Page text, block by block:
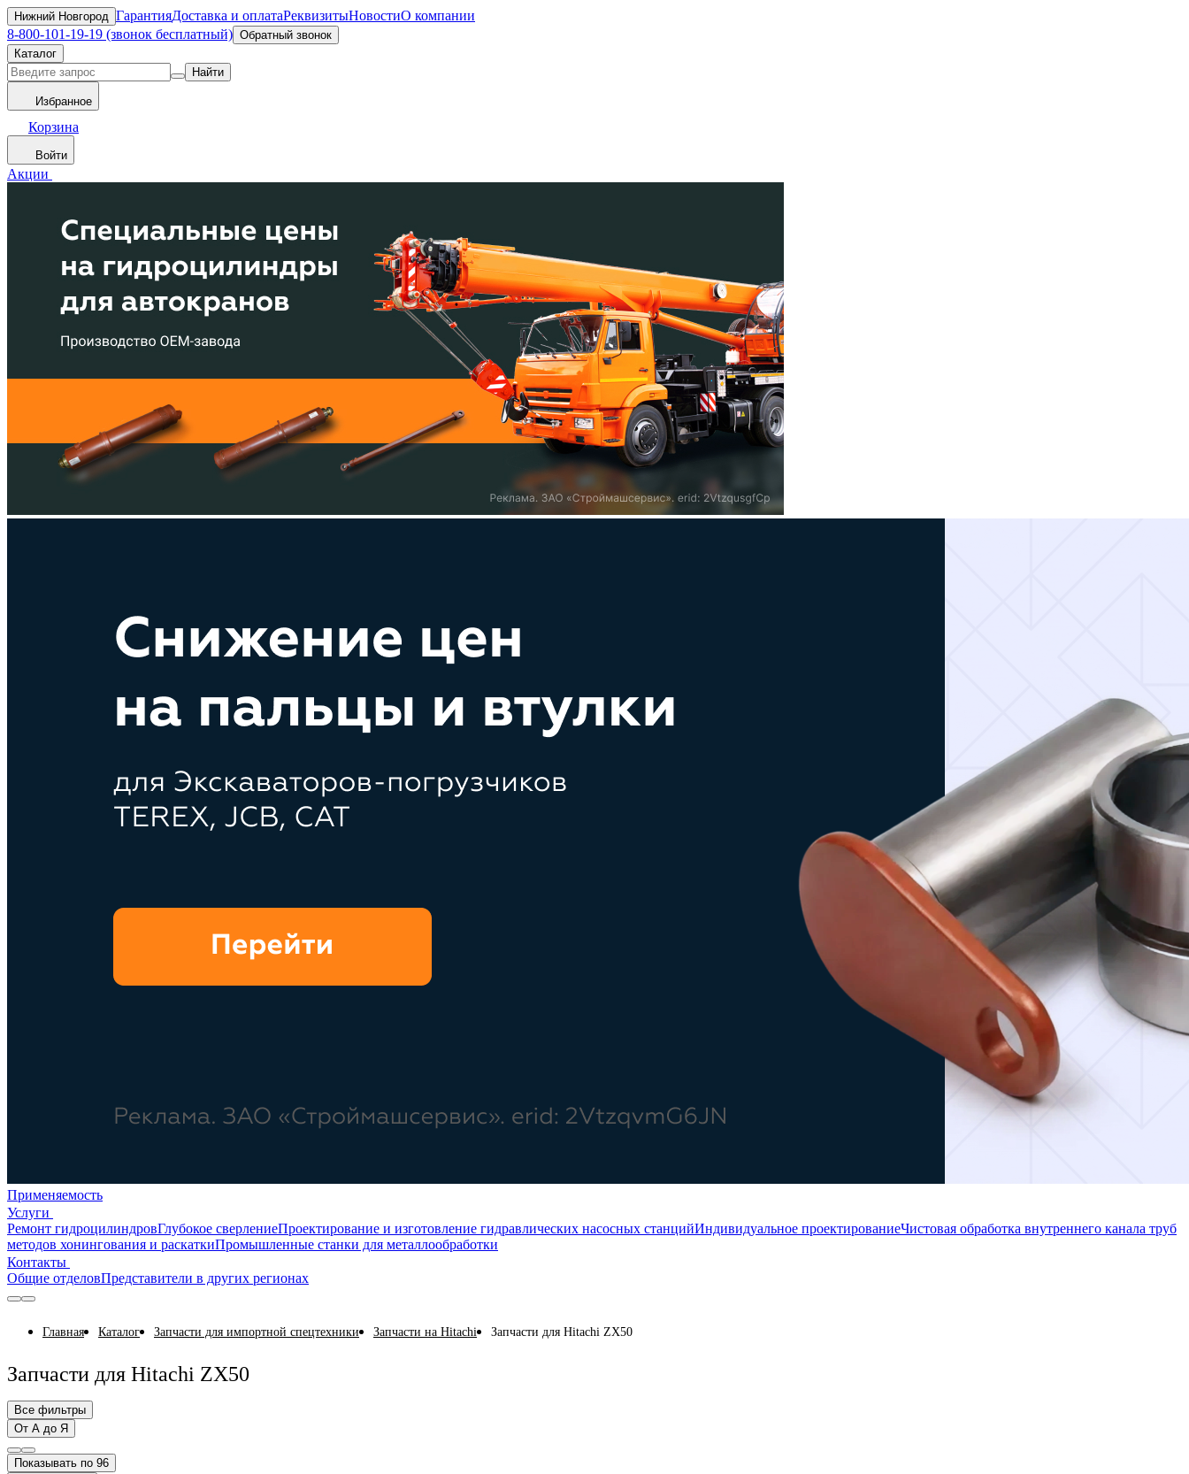
Нижний Новгород ГарантияДоставка и оплатаРеквизитыНовостиО компании
8-800-101-19-19 (звонок бесплатный) Обратный звонок
Каталог
Найти
Избранное
Корзина
Войти
Акции
Применяемость
Услуги
Ремонт гидроцилиндровГлубокое сверлениеПроектирование и изготовление гидравлических насосных станцийИндивидуальное проектированиеЧистовая обработка внутреннего канала труб
методов хонингования и раскаткиПромышленные станки для металлообработки
Контакты
Общие отделовПредставители в других регионах
Главная Каталог Запчасти для импортной спецтехники Запчасти на Hitachi Запчасти для Hitachi ZX50
Запчасти для Hitachi ZX50
Все фильтры
От А до Я
Показывать по 96